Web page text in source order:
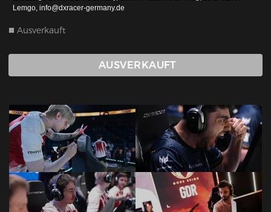
Lemgo, info@dxracer-germany.de
Ausverkauft
AUSVERKAUFT